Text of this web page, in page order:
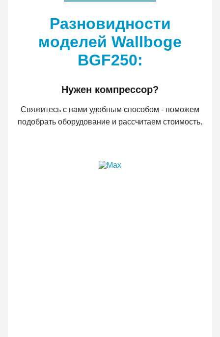
Разновидности
моделей Wallboge
BGF250:
Нужен компрессор?
Свяжитесь с нами удобным способом - поможем
подобрать оборудование и рассчитаем стоимость.